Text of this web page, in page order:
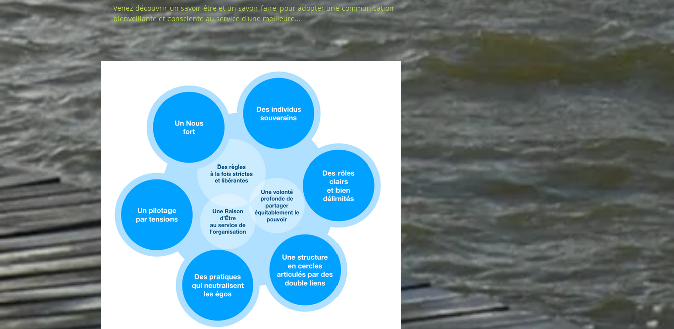
Venez découvrir un savoir-être et un savoir-faire, pour adopter une communication
bienveillante et consciente au service d'une meilleure...